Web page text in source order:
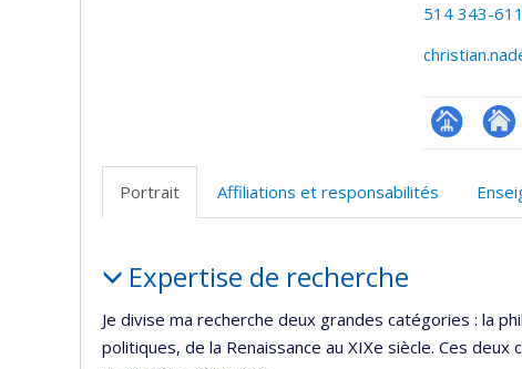
514 343-
Page
Portrait Affiliations et responsabilités
Expertise de recherche
Je divise ma recherche deux grandes catégories : la
politiques, de la Renaissance au XIXe siècle. Ces